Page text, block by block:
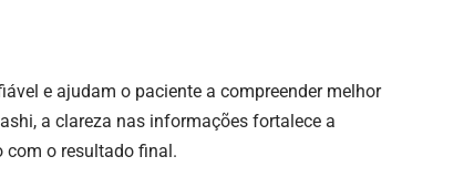
e ajudam o paciente a compreender melhor
a clareza nas informações fortalece a
com o resultado final.